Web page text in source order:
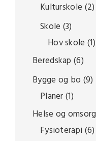
Kulturskole (2)
Skole (3)
Hov skole (1)
Beredskap (6)
Bygge og bo (9)
Planer(1)
Helse og omsorg
Fysioterapi (6)